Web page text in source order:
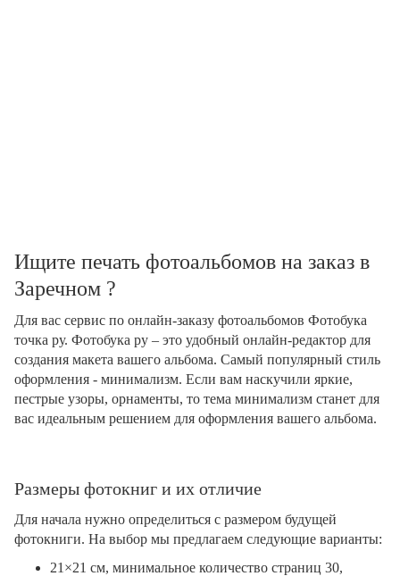
Ищите печать фотоальбомов на заказ в
Заречном ?
Для вас сервис по онлайн-заказу фотоальбомов Фотобука
точка ру. Фотобука ру – это удобный онлайн-редактор для
создания макета вашего альбома. Самый популярный стиль
оформления - минимализм. Если вам наскучили яркие,
пестрые узоры, орнаменты, то тема минимализм станет для
вас идеальным решением для оформления вашего альбома.
Размеры фотокниг и их отличие
Для начала нужно определиться с размером будущей
фотокниги. На выбор мы предлагаем следующие варианты:
21×21 см, минимальное количество страниц 30,